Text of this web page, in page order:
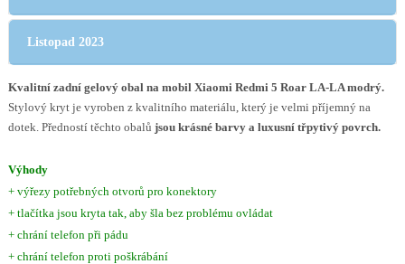
Listopad 2023
Kvalitní zadní gelový obal na mobil Xiaomi Redmi 5 Roar LA-LA modrý.
Stylový kryt je vyroben z kvalitního materiálu, který je velmi příjemný na
dotek. Předností těchto obalů jsou krásné barvy a luxusní třpytivý povrch.
Výhody
+ výřezy potřebných otvorů pro konektory
+ tlačítka jsou kryta tak, aby šla bez problému ovládat
+ chrání telefon při pádu
+ chrání telefon proti poškrábání